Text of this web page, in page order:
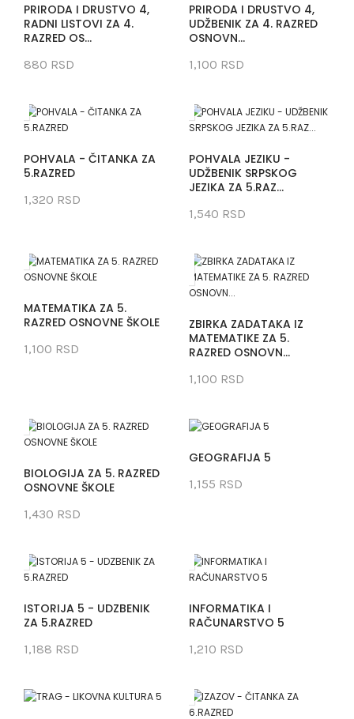
PRIRODA I DRUSTVO 4,
RADNI LISTOVI ZA 4.
RAZRED OS...
880 RSD
PRIRODA I DRUSTVO 4,
UDŽBENIK ZA 4. RAZRED
OSNOVN...
1,100 RSD
POHVALA - ČITANKA ZA
5.RAZRED
1,320 RSD
POHVALA JEZIKU -
UDŽBENIK SRPSKOG
JEZIKA ZA 5.RAZ...
1,540 RSD
MATEMATIKA ZA 5.
RAZRED OSNOVNE ŠKOLE
1,100 RSD
ZBIRKA ZADATAKA IZ
MATEMATIKE ZA 5.
RAZRED OSNOVN...
1,100 RSD
BIOLOGIJA ZA 5. RAZRED
OSNOVNE ŠKOLE
1,430 RSD
GEOGRAFIJA 5
1,155 RSD
ISTORIJA 5 - UDZBENIK
ZA 5.RAZRED
1,188 RSD
INFORMATIKA I
RAČUNARSTVO 5
1,210 RSD